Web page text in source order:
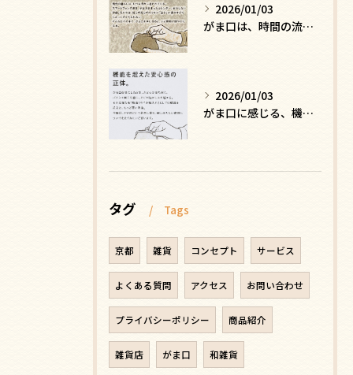
2026/01/03
がま口は、時間の流れを緩める
2026/01/03
がま口に感じる、機能を超えた安心感の正体
タグ Tags
京都 雑貨 コンセプト サービス
よくある質問 アクセス お問い合わせ
プライバシーポリシー 商品紹介
雑貨店 がま口 和雑貨